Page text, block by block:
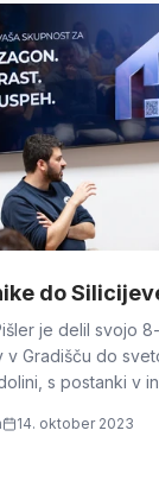
do
je delil svojo
v Gradišču do
s postanki v
14. oktober 2023